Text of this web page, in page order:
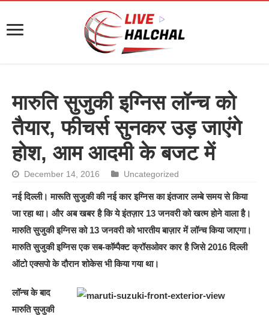
मारुति सुजुकी इग्निस लॉन्च को
तैयार, फीचर्स सुनकर उड़ जाएंगे
होश, आम आदमी के बजट में
December 14, 2016 Uncategorized
नई दिल्ली। मारूति सुजुकी की नई कार इग्निस का इंतजार लम्बे समय से किया
जा रहा था। और अब खबर है कि ये इंतज़ार 13 जनवरी को खत्म होने वाला है।
मारुति सुजुकी इग्निस को 13 जनवरी को भारतीय बाज़ार में लॉन्च किया जाएगा।
मारुति सुजुकी इग्निस एक सब-कॉम्पैक्ट क्रॉसओवर कार है जिसे 2016 दिल्ली
ऑटो एक्सपो के दौरान शोकेस भी किया गया था।
लॉन्च के बाद
मारुति सुजुकी